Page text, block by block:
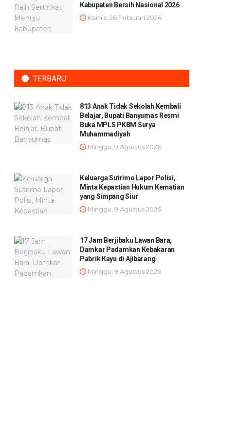
Kabupaten Bersih Nasional 2026
Kamis, 26 Februari 2026
TERBARU
813 Anak Tidak Sekolah Kembali
Belajar, Bupati Banyumas Resmi
Buka MPLS PKBM Surya
Muhammadiyah
Minggu, 9 Agustus 2026
Keluarga Sutrimo Lapor Polisi,
Minta Kepastian Hukum Kematian
yang Simpang Siur
Minggu, 9 Agustus 2026
17 Jam Berjibaku Lawan Bara,
Damkar Padamkan Kebakaran
Pabrik Kayu di Ajibarang
Minggu, 9 Agustus 2026